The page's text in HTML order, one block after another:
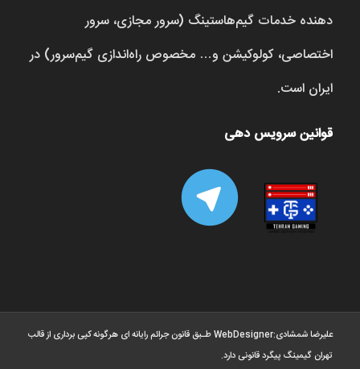
دهنده خدمات گیم‌هاستینگ (سرور مجازی، سرور
اختصاصی، کولوکیشن و… مخصوص راه‌اندازی گیم‌سرور) در
ایران است.
قوانین سرویس دهی
علیرضا شمشادی:WebDesigner ‫طـبق قانون جرائم رایانه ای هرگونه کپی برداری از قالب